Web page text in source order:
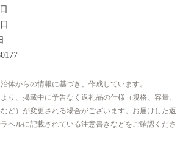
体からの情報に基づき、作成しています。
り、掲載中に予告なく返礼品の仕様（規格、容量、
ど）が変更される場合がございます。お届けした返
ベルに記載されている注意書きなどをご確認くださ